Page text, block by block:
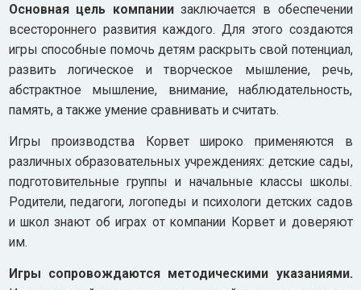
Основная цель компаниизаключается в обеспечении
всестороннего развития каждого. Для этого создаются
игры способные помочь детям раскрыть свой потенциал,
развить логическое и творческое мышление, речь,
абстрактное мышление, внимание, наблюдательность,
память, а также умение сравнивать и считать.
Игры производства Корвет широко применяются в
различных образовательных учреждениях: детские сады,
подготовительные группы и начальные классы школы.
Родители, педагоги, логопеды и психологи детских садов
и школ знают об играх от компании Корвет и доверяют
им.
Игры сопровождаются методическими указаниями.